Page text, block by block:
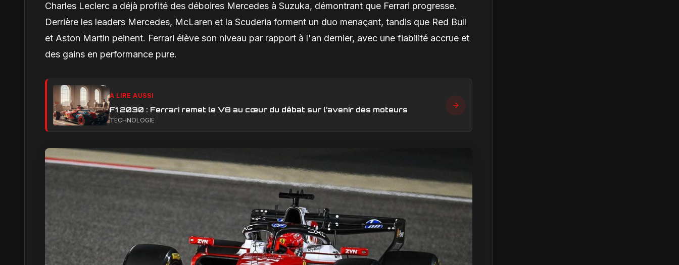
Charles Leclerc a déjà profité des déboires Mercedes à Suzuka, démontrant que Ferrari progresse.
Derrière les leaders Mercedes, McLaren et la Scuderia forment un duo menaçant, tandis que Red Bull
et Aston Martin peinent. Ferrari élève son niveau par rapport à l'an dernier, avec une fiabilité accrue et
des gains en performance pure.
À LIRE AUSSI
F1 2030 : Ferrari remet le V8 au cœur du débat sur l’avenir des moteurs
TECHNOLOGIE